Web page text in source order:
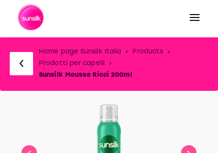
Home page Sunsilk Italia
Products
Prodotti per capelli
Sunsilk Mousse Ricci 200ml